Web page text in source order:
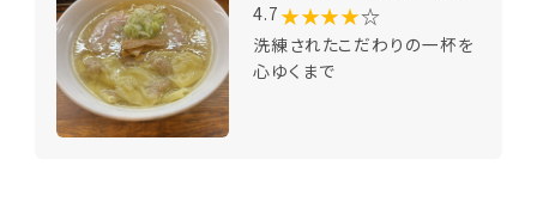
4.7 ★★★★☆
洗練されたこだわりの一杯を
心ゆくまで